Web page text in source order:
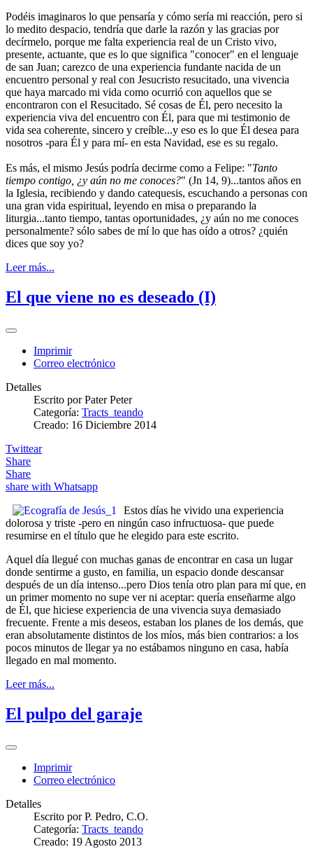
Podéis imaginaros lo que pensaría y cómo sería mi reacción, pero si
lo medito despacio, tendría que darle la razón y las gracias por
decírmelo, porque me falta experiencia real de un Cristo vivo,
presente, actuante, que es lo que significa "conocer" en el lenguaje
de san Juan; carezco de una experiencia fundante nacida de un
encuentro personal y real con Jesucristo resucitado, una vivencia
que haya marcado mi vida como ocurrió con aquellos que se
encontraron con el Resucitado. Sé cosas de Él, pero necesito la
experiencia viva del encuentro con Él, para que mi testimonio de
vida sea coherente, sincero y creíble...y eso es lo que Él desea para
nosotros -para Él y para mí- en esta Navidad, ese es su regalo.
Es más, el mismo Jesús podría decirme como a Felipe: "Tanto
tiempo contigo, ¿y aún no me conoces?" (Jn 14, 9)...tantos años en
la Iglesia, recibiendo y dando catequesis, escuchando a personas con
una gran vida espiritual, leyendo en misa o preparando la
liturgia...tanto tiempo, tantas oportunidades, ¿y aún no me conoces
personalmente? sólo sabes de mí lo que has oído a otros? ¿quién
dices que soy yo?
Leer más...
El que viene no es deseado (I)
Imprimir
Correo electrónico
Detalles
Escrito porPater Peter
Categoría: Tracts_teando
Creado: 16 Diciembre 2014
Twittear
Share
Share
share with Whatsapp
Estos días he vivido una experiencia
dolorosa y triste -pero en ningún caso infructuosa- que puede
resumirse en el título que he elegido para este escrito.
Aquel día llegué con muchas ganas de encontrar en casa un lugar
donde sentirme a gusto, en familia, un espacio donde descansar
después de un día intenso...pero Dios tenía otro plan para mí que, en
un primer momento no supe ver ni aceptar: quería enseñarme algo
de Él, que hiciese experiencia de una vivencia suya demasiado
frecuente. Frente a mis deseos, estaban los planes de los demás, que
eran absolutamente distintos de los míos, más bien contrarios: a los
pocos minutos de llegar ya no estábamos ninguno en casa, había
llegado en mal momento.
Leer más...
El pulpo del garaje
Imprimir
Correo electrónico
Detalles
Escrito porP. Pedro, C.O.
Categoría: Tracts_teando
Creado: 19 Agosto 2013